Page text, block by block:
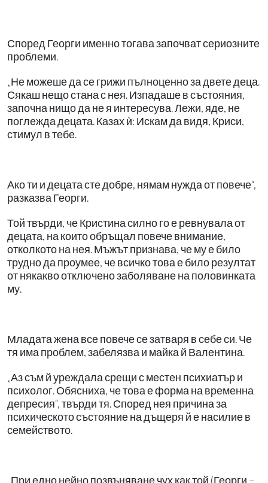
Според Георги именно тогава започват сериозните
проблеми.
„Не можеше да се грижи пълноценно за двете деца.
Сякаш нещо стана с нея. Изпадаше в състояния,
започна нищо да не я интересува. Лежи, яде, не
поглежда децата. Казах ѝ: Искам да видя, Криси,
стимул в тебе.
Ако ти и децата сте добре, нямам нужда от повече“,
разказва Георги.
Той твърди, че Кристина силно го е ревнувала от
децата, на които обръщал повече внимание,
отколкото на нея. Мъжът признава, че му е било
трудно да проумее, че всичко това е било резултат
от някакво отключено заболяване на половинката
му.
Младата жена все повече се затваря в себе си. Че
тя има проблем, забелязва и майка й Валентина.
„Аз съм й уреждала срещи с местен психиатър и
психолог. Обясниха, че това е форма на временна
депресия“, твърди тя. Според нея причина за
психическото състояние на дъщеря й е насилие в
семейството.
„При едно нейно позвъняване чух как той (Георги –